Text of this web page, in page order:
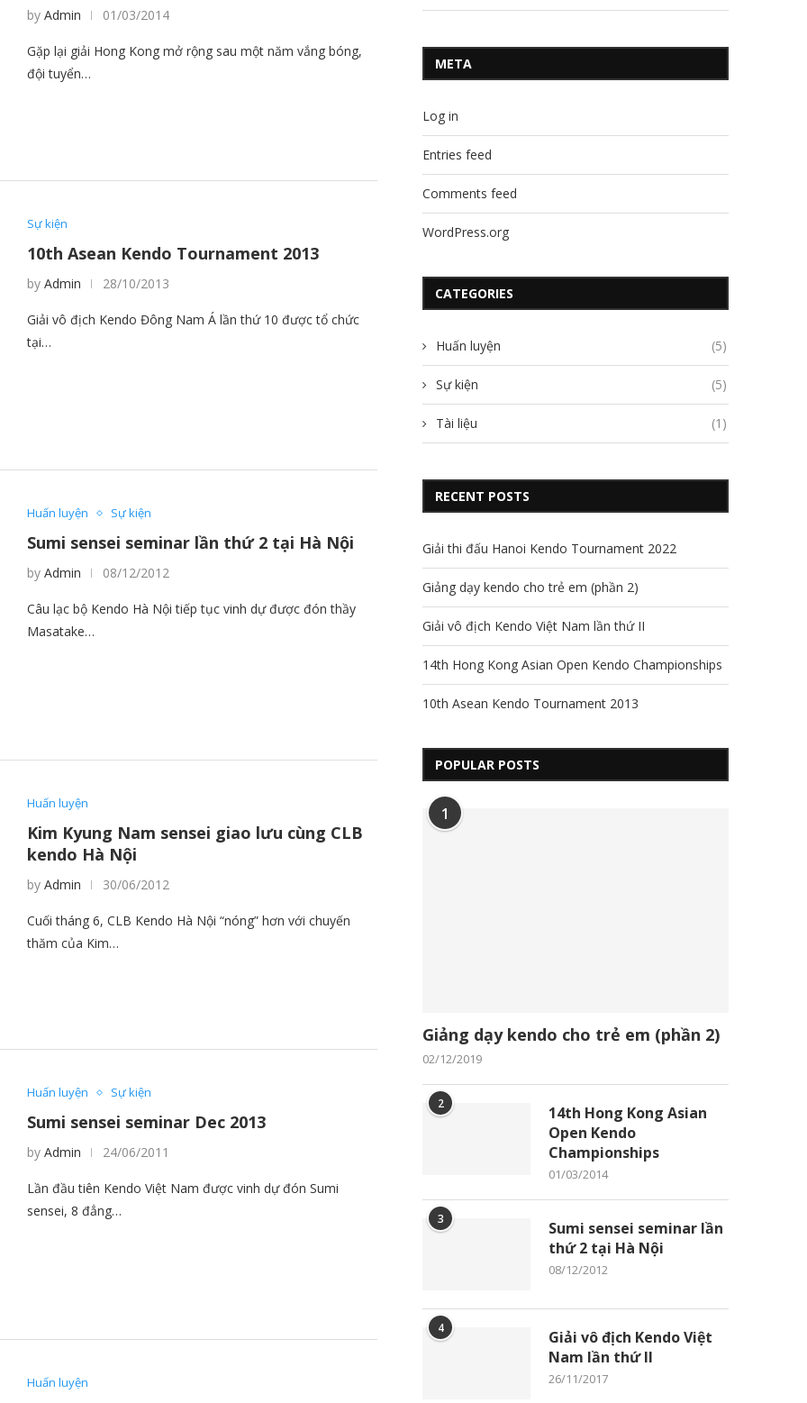
by Admin 01/03/2014
Gặp lại giải Hong Kong mở rộng sau một năm vắng bóng,
đội tuyển…
Sự kiện
10th Asean Kendo Tournament 2013
by Admin 28/10/2013
Giải vô địch Kendo Đông Nam Á lần thứ 10 được tổ chức
tại…
Huấn luyện Sự kiện
Sumi sensei seminar lần thứ 2 tại Hà Nội
by Admin 08/12/2012
Câu lạc bộ Kendo Hà Nội tiếp tục vinh dự được đón thầy
Masatake…
Huấn luyện
Kim Kyung Nam sensei giao lưu cùng CLB
kendo Hà Nội
by Admin 30/06/2012
Cuối tháng 6, CLB Kendo Hà Nội “nóng” hơn với chuyến
thăm của Kim…
Huấn luyện Sự kiện
Sumi sensei seminar Dec 2013
by Admin 24/06/2011
Lần đầu tiên Kendo Việt Nam được vinh dự đón Sumi
sensei, 8 đẳng…
Huấn luyện
META
Log in
Entries feed
Comments feed
WordPress.org
CATEGORIES
Huấn luyện (5)
Sự kiện (5)
Tài liệu (1)
RECENT POSTS
Giải thi đấu Hanoi Kendo Tournament 2022
Giảng dạy kendo cho trẻ em (phần 2)
Giải vô địch Kendo Việt Nam lần thứ II
14th Hong Kong Asian Open Kendo Championships
10th Asean Kendo Tournament 2013
POPULAR POSTS
1
Giảng dạy kendo cho trẻ em (phần 2)
02/12/2019
2
14th Hong Kong Asian
Open Kendo
Championships
01/03/2014
3
Sumi sensei seminar lần
thứ 2 tại Hà Nội
08/12/2012
4
Giải vô địch Kendo Việt
Nam lần thứ II
26/11/2017